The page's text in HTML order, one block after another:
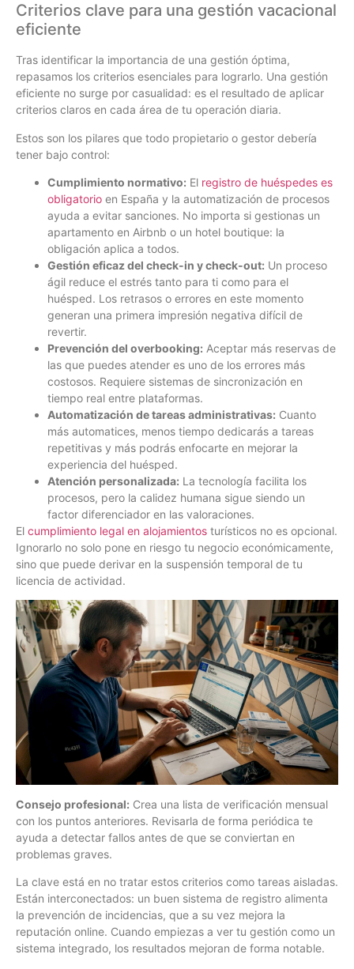
Criterios clave para una gestión vacacional
eficiente
Tras identificar la importancia de una gestión óptima,
repasamos los criterios esenciales para lograrlo. Una gestión
eficiente no surge por casualidad: es el resultado de aplicar
criterios claros en cada área de tu operación diaria.
Estos son los pilares que todo propietario o gestor debería
tener bajo control:
Cumplimiento normativo: El registro de huéspedes es
obligatorio en España y la automatización de procesos
ayuda a evitar sanciones. No importa si gestionas un
apartamento en Airbnb o un hotel boutique: la
obligación aplica a todos.
Gestión eficaz del check-in y check-out: Un proceso
ágil reduce el estrés tanto para ti como para el
huésped. Los retrasos o errores en este momento
generan una primera impresión negativa difícil de
revertir.
Prevención del overbooking: Aceptar más reservas de
las que puedes atender es uno de los errores más
costosos. Requiere sistemas de sincronización en
tiempo real entre plataformas.
Automatización de tareas administrativas: Cuanto
más automatices, menos tiempo dedicarás a tareas
repetitivas y más podrás enfocarte en mejorar la
experiencia del huésped.
Atención personalizada: La tecnología facilita los
procesos, pero la calidez humana sigue siendo un
factor diferenciador en las valoraciones.
El cumplimiento legal en alojamientos turísticos no es opcional.
Ignorarlo no solo pone en riesgo tu negocio económicamente,
sino que puede derivar en la suspensión temporal de tu
licencia de actividad.
Consejo profesional: Crea una lista de verificación mensual
con los puntos anteriores. Revisarla de forma periódica te
ayuda a detectar fallos antes de que se conviertan en
problemas graves.
La clave está en no tratar estos criterios como tareas aisladas.
Están interconectados: un buen sistema de registro alimenta
la prevención de incidencias, que a su vez mejora la
reputación online. Cuando empiezas a ver tu gestión como un
sistema integrado, los resultados mejoran de forma notable.